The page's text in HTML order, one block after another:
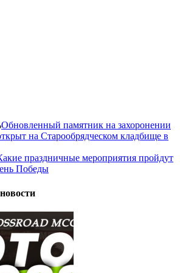
Обновленный памятник на захоронении
на Старообрядческом кладбище в
праздничные мероприятия пройдут
Победы